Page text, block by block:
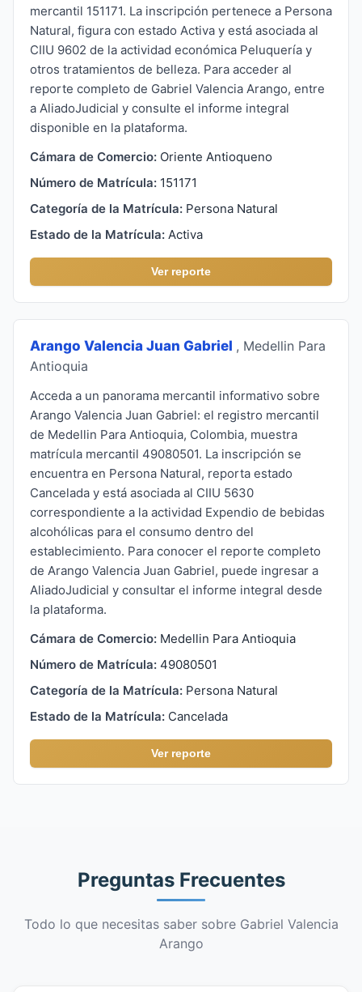
mercantil 151171. La inscripción pertenece a Persona
Natural, figura con estado Activa y está asociada al
CIIU 9602 de la actividad económica Peluquería y
otros tratamientos de belleza. Para acceder al
reporte completo de Gabriel Valencia Arango, entre
a AliadoJudicial y consulte el informe integral
disponible en la plataforma.
Cámara de Comercio: Oriente Antioqueno
Número de Matrícula: 151171
Categoría de la Matrícula: Persona Natural
Estado de la Matrícula: Activa
Ver reporte
Arango Valencia Juan Gabriel , Medellin Para
Antioquia
Acceda a un panorama mercantil informativo sobre
Arango Valencia Juan Gabriel: el registro mercantil
de Medellin Para Antioquia, Colombia, muestra
matrícula mercantil 49080501. La inscripción se
encuentra en Persona Natural, reporta estado
Cancelada y está asociada al CIIU 5630
correspondiente a la actividad Expendio de bebidas
alcohólicas para el consumo dentro del
establecimiento. Para conocer el reporte completo
de Arango Valencia Juan Gabriel, puede ingresar a
AliadoJudicial y consultar el informe integral desde
la plataforma.
Cámara de Comercio: Medellin Para Antioquia
Número de Matrícula: 49080501
Categoría de la Matrícula: Persona Natural
Estado de la Matrícula: Cancelada
Ver reporte
Preguntas Frecuentes
Todo lo que necesitas saber sobre Gabriel Valencia
Arango